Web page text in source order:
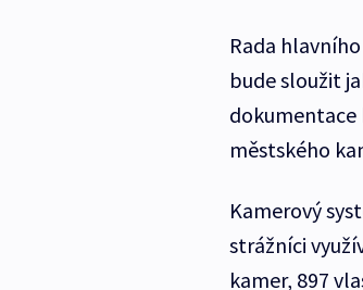
Rada
bude sloužit
dokumentace
městského
Kamerový
strážníci
kamer, 897